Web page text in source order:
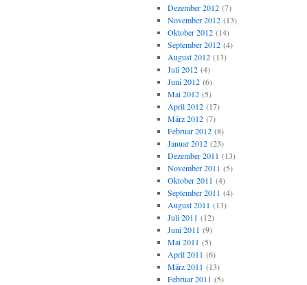
Dezember 2012(7)
November 2012(13)
Oktober 2012(14)
September 2012(4)
August 2012(13)
Juli 2012(4)
Juni 2012(6)
Mai 2012(5)
April 2012(17)
März 2012(7)
Februar 2012(8)
Januar 2012(23)
Dezember 2011 (13)
November 2011 (5)
Oktober 2011 (4)
September 2011 (4)
August 2011 (13)
Juli 2011 (12)
Juni 2011 (9)
Mai 2011 (5)
April 2011 (6)
März 2011 (13)
Februar 2011 (5)